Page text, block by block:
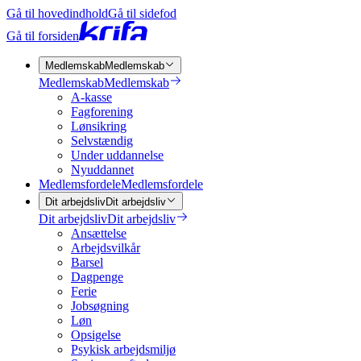
Gå til hovedindholdGå til sidefod
Gå til forsiden
MedlemskabMedlemskab
MedlemskabMedlemskab
A-kasse
Fagforening
Lønsikring
Selvstændig
Under uddannelse
Nyuddannet
MedlemsfordeleMedlemsfordele
Dit arbejdslivDit arbejdsliv
Dit arbejdslivDit arbejdsliv
Ansættelse
Arbejdsvilkår
Barsel
Dagpenge
Ferie
Jobsøgning
Løn
Opsigelse
Psykisk arbejdsmiljø